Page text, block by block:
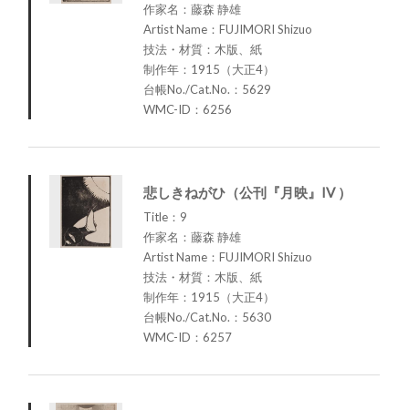
作家名：藤森 静雄
Artist Name：FUJIMORI Shizuo
技法・材質：木版、紙
制作年：1915（大正4）
台帳No./Cat.No.：5629
WMC-ID：6256
悲しきねがひ（公刊『月映』IV ）
Title：9
作家名：藤森 静雄
Artist Name：FUJIMORI Shizuo
技法・材質：木版、紙
制作年：1915（大正4）
台帳No./Cat.No.：5630
WMC-ID：6257